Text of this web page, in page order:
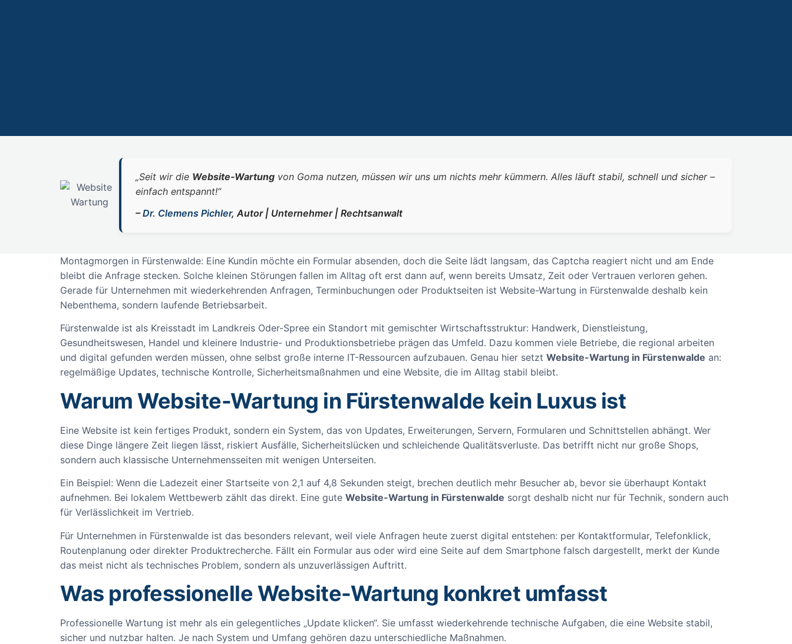
„Seit wir die Website‑Wartung von Goma nutzen, müssen wir uns um nichts mehr kümmern. Alles läuft stabil, schnell und sicher –
einfach entspannt!“
–Dr. Clemens Pichler, Autor | Unternehmer | Rechtsanwalt
Montagmorgen in Fürstenwalde: Eine Kundin möchte ein Formular absenden, doch die Seite lädt langsam, das Captcha reagiert nicht und am Ende
bleibt die Anfrage stecken. Solche kleinen Störungen fallen im Alltag oft erst dann auf, wenn bereits Umsatz, Zeit oder Vertrauen verloren gehen.
Gerade für Unternehmen mit wiederkehrenden Anfragen, Terminbuchungen oder Produktseiten ist Website-Wartung in Fürstenwalde deshalb kein
Nebenthema, sondern laufende Betriebsarbeit.
Fürstenwalde ist als Kreisstadt im Landkreis Oder-Spree ein Standort mit gemischter Wirtschaftsstruktur: Handwerk, Dienstleistung,
Gesundheitswesen, Handel und kleinere Industrie- und Produktionsbetriebe prägen das Umfeld. Dazu kommen viele Betriebe, die regional arbeiten
und digital gefunden werden müssen, ohne selbst große interne IT-Ressourcen aufzubauen. Genau hier setzt Website-Wartung in Fürstenwalde an:
regelmäßige Updates, technische Kontrolle, Sicherheitsmaßnahmen und eine Website, die im Alltag stabil bleibt.
Warum Website-Wartung in Fürstenwalde kein Luxus ist
Eine Website ist kein fertiges Produkt, sondern ein System, das von Updates, Erweiterungen, Servern, Formularen und Schnittstellen abhängt. Wer
diese Dinge längere Zeit liegen lässt, riskiert Ausfälle, Sicherheitslücken und schleichende Qualitätsverluste. Das betrifft nicht nur große Shops,
sondern auch klassische Unternehmensseiten mit wenigen Unterseiten.
Ein Beispiel: Wenn die Ladezeit einer Startseite von 2,1 auf 4,8 Sekunden steigt, brechen deutlich mehr Besucher ab, bevor sie überhaupt Kontakt
aufnehmen. Bei lokalem Wettbewerb zählt das direkt. Eine gute Website-Wartung in Fürstenwalde sorgt deshalb nicht nur für Technik, sondern auch
für Verlässlichkeit im Vertrieb.
Für Unternehmen in Fürstenwalde ist das besonders relevant, weil viele Anfragen heute zuerst digital entstehen: per Kontaktformular, Telefonklick,
Routenplanung oder direkter Produktrecherche. Fällt ein Formular aus oder wird eine Seite auf dem Smartphone falsch dargestellt, merkt der Kunde
das meist nicht als technisches Problem, sondern als unzuverlässigen Auftritt.
Was professionelle Website-Wartung konkret umfasst
Professionelle Wartung ist mehr als ein gelegentliches „Update klicken“. Sie umfasst wiederkehrende technische Aufgaben, die eine Website stabil,
sicher und nutzbar halten. Je nach System und Umfang gehören dazu unterschiedliche Maßnahmen.